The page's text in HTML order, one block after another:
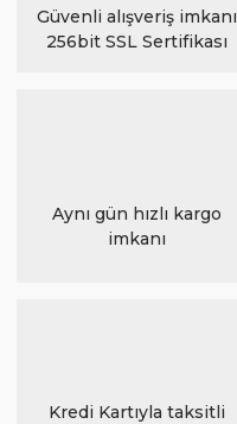
Güvenli alışveriş imkanı
256bit SSL Sertifikası
Aynı gün hızlı kargo
imkanı
Kredi Kartıyla taksitli